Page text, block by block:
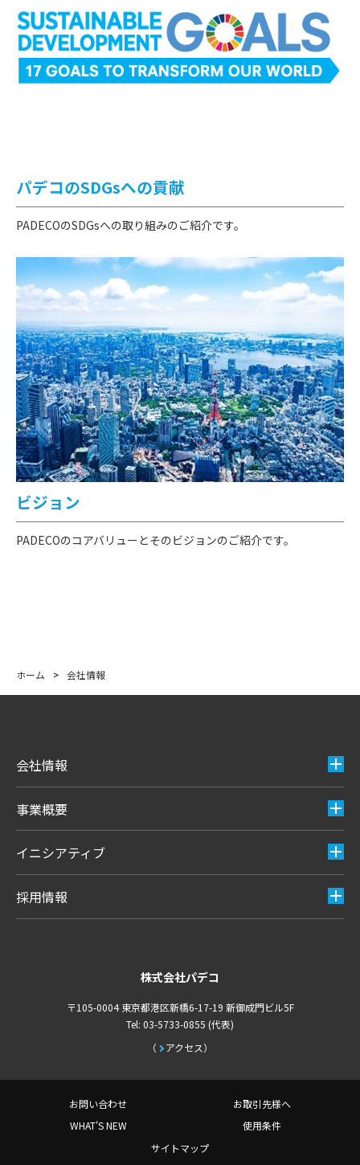
パデコのSDGsへの貢献
PADECOのSDGsへの取り組みのご紹介です。
ビジョン
PADECOのコアバリューとそのビジョンのご紹介です。
ホーム > 会社情報
会社情報
事業概要
イニシアティブ
採用情報
株式会社パデコ
〒105-0004 東京都港区新橋6-17-19 新御成門ビル5F
アクセス
Tel: 03-5733-0855 (代表)
お問い合わせ
お取引先様へ
WHAT'S NEW
使用条件
サイトマップ